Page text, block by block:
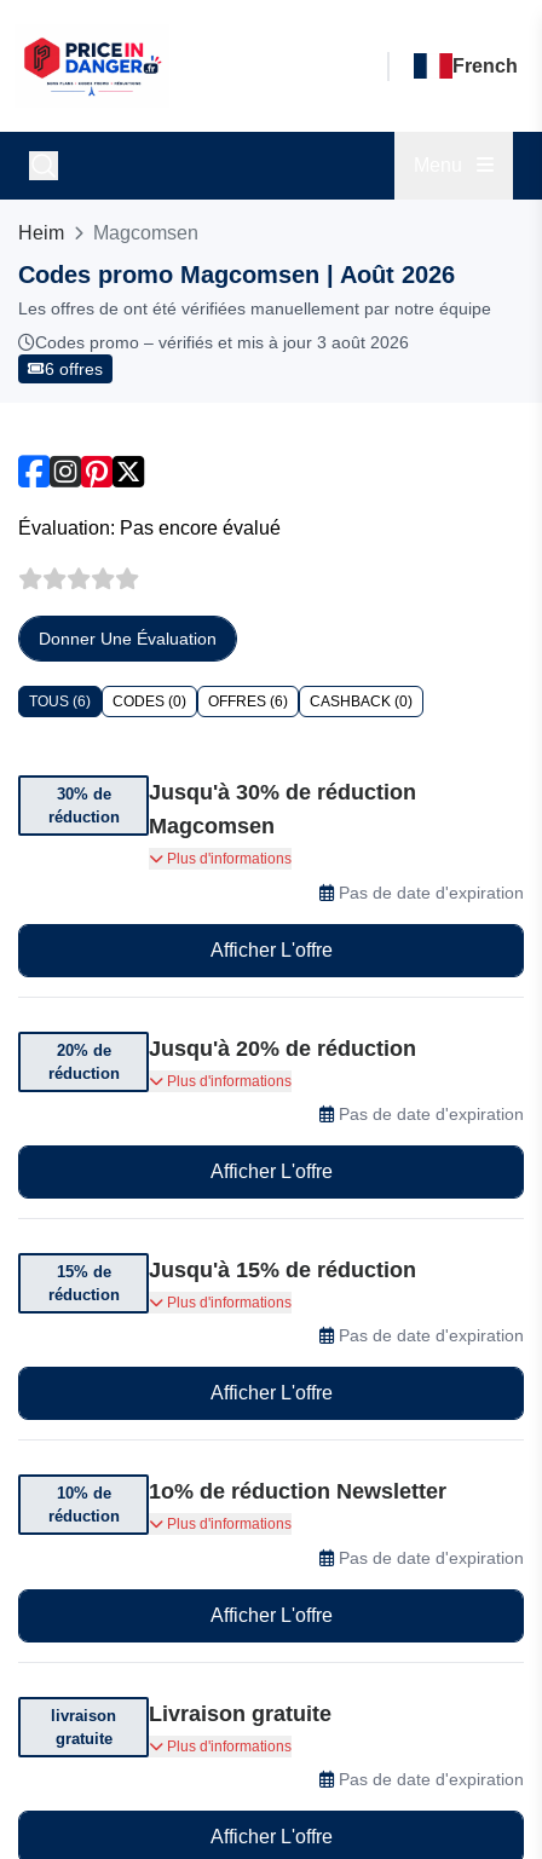
French
Heim Magcomsen
Codes promo Magcomsen | Août 2026
Les offres de ont été vérifiées manuellement par notre équipe
Codes promo – vérifiés et mis à jour 3 août 2026
6 offres
Évaluation: Pas encore évalué
Donner Une Évaluation
TOUS (6) CODES (0) OFFRES (6) CASHBACK (0)
30% de
réduction
Jusqu'à 30% de réduction
Magcomsen
Jusqu'à 30% de réduction sur une sélection
Plus d'informations
Pas de date d'expiration
Afficher L'offre
20% de
réduction
Jusqu'à 20% de réduction
Bénéficiez de 20% de réduction dès 3 articles
achetés. Profitez de vos essentiels outdoor
préférés avant la rupture de stock. Quantités
limitées, prix exceptionnels.
Plus d'informations
Pas de date d'expiration
Afficher L'offre
15% de
réduction
Jusqu'à 15% de réduction
Bénéficiez de 15% de réduction dès 2 articles
achetés. Découvrez des vêtements outdoor
confortables et résistants pour la randonnée, les
voyages et vos activités quotidiennes.
Plus d'informations
Pas de date d'expiration
Afficher L'offre
10% de
réduction
1o% de réduction Newsletter
Inscrivez-vous à nos emails exclusifs et profitez
instantanément d'offres spéciales, des
nouveautés produits et de 10 % de réduction sur
votre commande. Profitez de votre remise.
Plus d'informations
Pas de date d'expiration
Afficher L'offre
livraison
gratuite
Livraison gratuite
Livraison offerte dès 79$ d'achat.
Plus d'informations
Pas de date d'expiration
Afficher L'offre